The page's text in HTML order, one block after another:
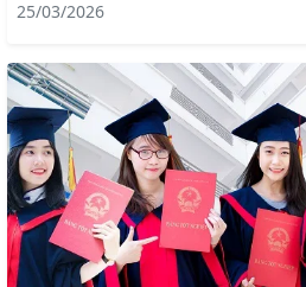
25/03/2026